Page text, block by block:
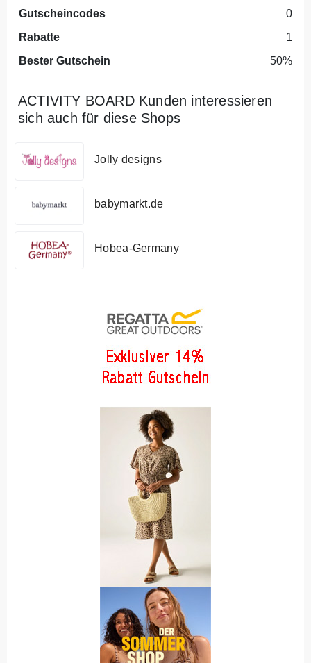
Gutscheincodes
0
Rabatte
1
Bester Gutschein
50%
ACTIVITY BOARD Kunden interessieren
sich auch für diese Shops
Jolly designs
babymarkt.de
Hobea-Germany